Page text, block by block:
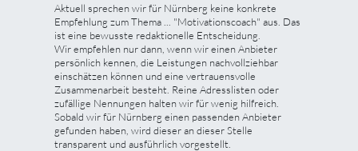
Aktuell sprechen wir für Nürnberg keine konkrete
Empfehlung zum Thema ... "Motivationscoach" aus. Das
ist eine bewusste redaktionelle Entscheidung.
Wir empfehlen nur dann, wenn wir einen Anbieter
persönlich kennen, die Leistungen nachvollziehbar
einschätzen können und eine vertrauensvolle
Zusammenarbeit besteht. Reine Adresslisten oder
zufällige Nennungen halten wir für wenig hilfreich.
Sobald wir für Nürnberg einen passenden Anbieter
gefunden haben, wird dieser an dieser Stelle
transparent und ausführlich vorgestellt.